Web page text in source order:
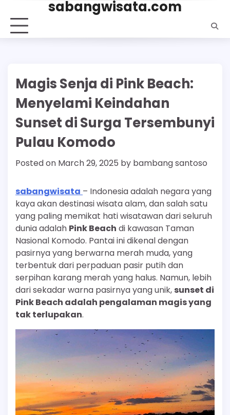
content
sabangwisata.com
Magis Senja di Pink Beach:
Menyelami Keindahan
Sunset di Surga Tersembunyi
Pulau Komodo
Posted on March 29, 2025 by bambang santoso
sabangwisata – Indonesia adalah negara yang
kaya akan destinasi wisata alam, dan salah satu
yang paling memikat hati wisatawan dari seluruh
dunia adalah Pink Beach di kawasan Taman
Nasional Komodo. Pantai ini dikenal dengan
pasirnya yang berwarna merah muda, yang
terbentuk dari perpaduan pasir putih dan
serpihan karang merah yang halus. Namun, lebih
dari sekadar warna pasirnya yang unik, sunset di
Pink Beach adalah pengalaman magis yang
tak terlupakan.